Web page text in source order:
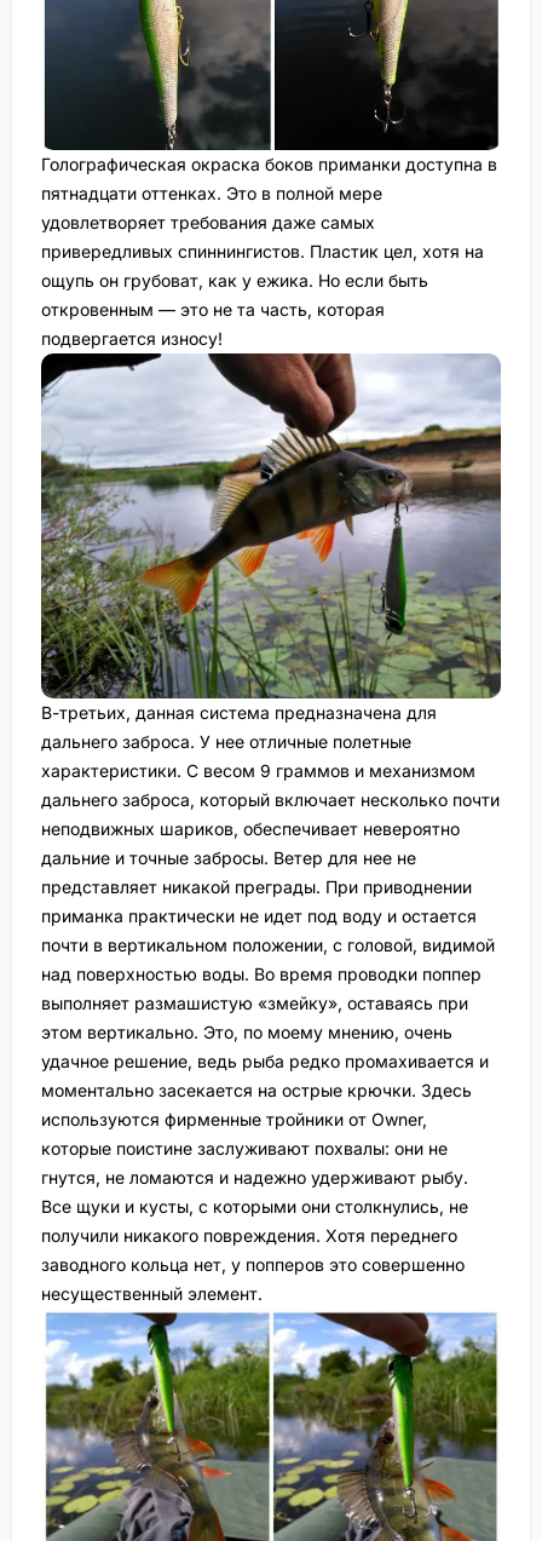
Голографическая окраска боков приманки доступна в
пятнадцати оттенках. Это в полной мере
удовлетворяет требования даже самых
привередливых спиннингистов. Пластик цел, хотя на
ощупь он грубоват, как у ежика. Но если быть
откровенным — это не та часть, которая
подвергается износу!
В-третьих, данная система предназначена для
дальнего заброса. У нее отличные полетные
характеристики. С весом 9 граммов и механизмом
дальнего заброса, который включает несколько почти
неподвижных шариков, обеспечивает невероятно
дальние и точные забросы. Ветер для нее не
представляет никакой преграды. При приводнении
приманка практически не идет под воду и остается
почти в вертикальном положении, с головой, видимой
над поверхностью воды. Во время проводки поппер
выполняет размашистую «змейку», оставаясь при
этом вертикально. Это, по моему мнению, очень
удачное решение, ведь рыба редко промахивается и
моментально засекается на острые крючки. Здесь
используются фирменные тройники от Owner,
которые поистине заслуживают похвалы: они не
гнутся, не ломаются и надежно удерживают рыбу.
Все щуки и кусты, с которыми они столкнулись, не
получили никакого повреждения. Хотя переднего
заводного кольца нет, у попперов это совершенно
несущественный элемент.